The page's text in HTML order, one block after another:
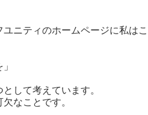
ニティのホームページに私はこ
して考えています。
なことです。